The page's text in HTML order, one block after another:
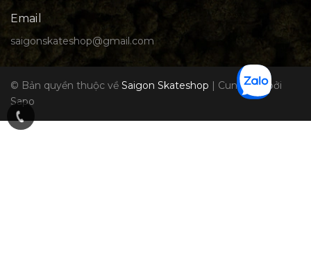
Email
saigonskateshop@gmail.com
© Bản quyền thuộc về Saigon Skateshop | Cung cấp bởi
Sapo